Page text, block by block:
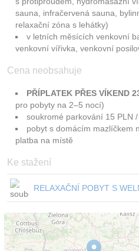
sauna, infračervená sauna,
relaxační zóna s lehátky)
v letních měsících venkovní
venkovní vířivka, venkovní
Cena neobsahuje
PŘÍPLATEK PŘES VÍKEND
pro pobyty na 2–5 nocí)
soukromé parkování 15 PLN
pobyt s domácím mazlíčkem
platba na místě
Ke stažení
RELAXAČNÍ POBYT S